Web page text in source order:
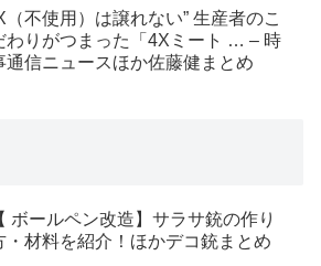
（不使用）は譲れない” 生産者のこ
わりがつまった「4Xミート … – 時
通信ニュースほか佐藤健まとめ
ボールペン改造】サラサ銃の作り
・材料を紹介！ほかデコ銃まとめ